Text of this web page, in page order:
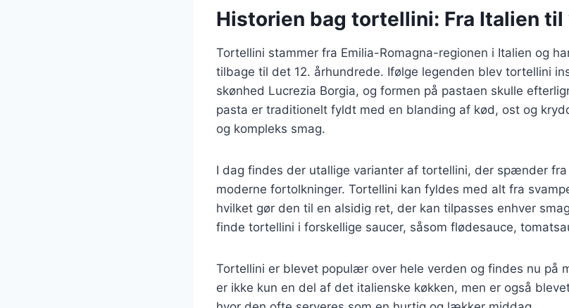
Historien bag tortellini: Fra Italien til
Tortellini stammer fra Emilia-Romagna-regionen i Italien og
tilbage til det 12. århundrede. Ifølge legenden blev tortellini
skønhed Lucrezia Borgia, og formen på pastaen skulle
pasta er traditionelt fyldt med en blanding af kød, ost og
og kompleks smag.
I dag findes der utallige varianter af tortellini, der spænder
moderne fortolkninger. Tortellini kan fyldes med alt fra
hvilket gør den til en alsidig ret, der kan tilpasses enhver
finde tortellini i forskellige saucer, såsom flødesauce,
Tortellini er blevet populær over hele verden og findes nu på
er ikke kun en del af det italienske køkken, men er også